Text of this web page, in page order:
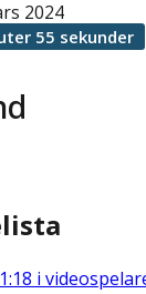
2024
55 sekunder
i